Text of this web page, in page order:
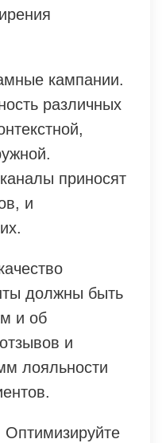
кампании.
различных
приносят
и
должны быть
и об
и
лояльности